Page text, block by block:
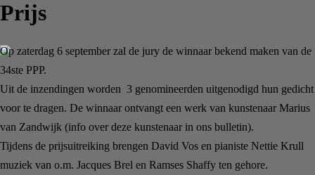
Prijs
Op zaterdag 6 september zal de jury de winnaar bekend maken van de
34ste PPP.
Uit de inzendingen worden 3 genomineerden uitgenodigd hun gedicht
voor te dragen. De winnaar ontvangt een werk van kunstenaar Marius
van Zandwijk (info over deze kunstenaar in ons bulletin).
Tijdens de prijsuitreiking brengen David Vos en pianiste Nettie Krull
muziek van o.m. Jacques Brel en Ramses Shaffy ten gehore.